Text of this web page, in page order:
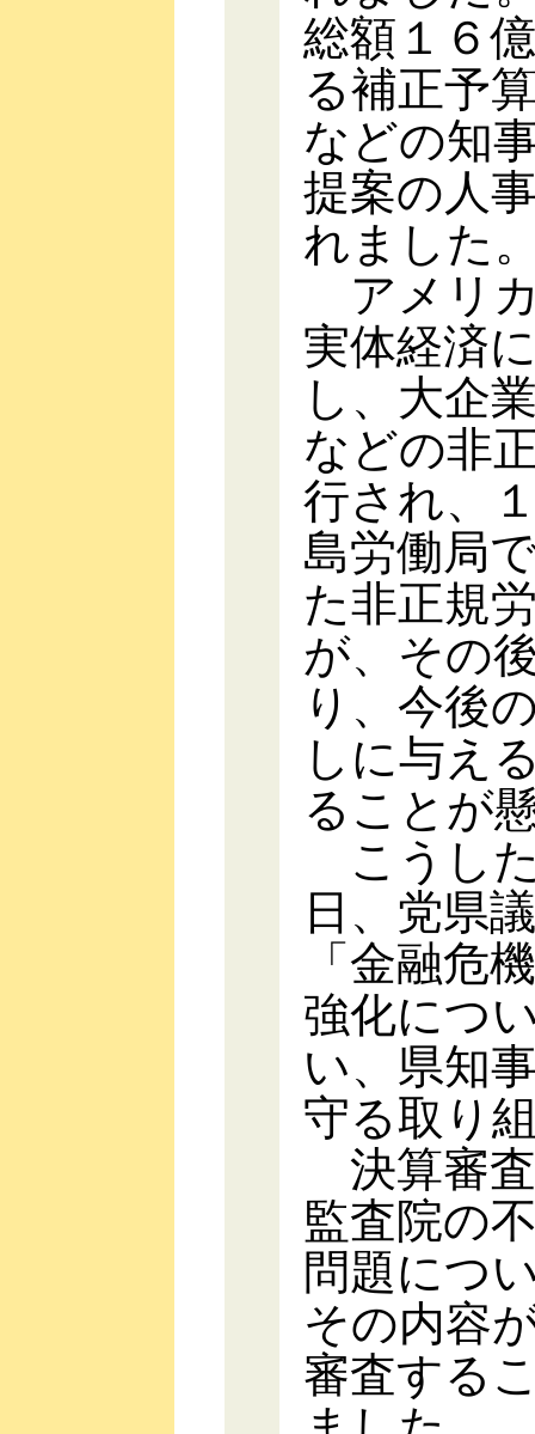
総額１６
る補正予
などの知
提案の人
れました
アメリ
実体経済
し、大企
などの非
行され、
島労働局
た非正規
が、その
り、今後
しに与え
ることが
こうし
日、党県
「金融危
強化につ
い、県知
守る取り
決算審
監査院の
問題につ
その内容
審査する